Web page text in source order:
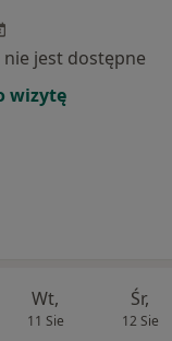
jest dostępne
wizytę
Wt,
11 Sie
Śr,
12 Sie